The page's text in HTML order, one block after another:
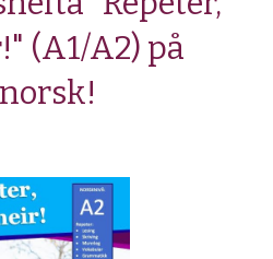
(A1/A2) på